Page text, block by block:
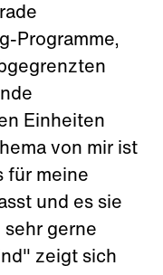
Programme,
Einheiten
von mir ist
für meine
und es sie
gerne
zeigt sich